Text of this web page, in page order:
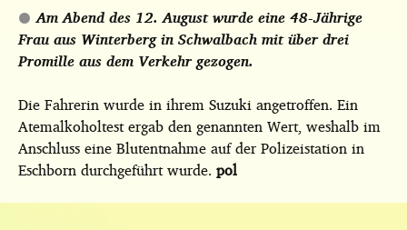
Am Abend des 12. August wurde eine 48-Jährige
Frau aus Winterberg in Schwalbach mit über drei
Promille aus dem Verkehr gezogen.
Die Fahrerin wurde in ihrem Suzuki angetroffen. Ein
Atemalkoholtest ergab den genannten Wert, weshalb im
Anschluss eine Blutentnahme auf der Polizeistation in
Eschborn durchgeführt wurde. pol